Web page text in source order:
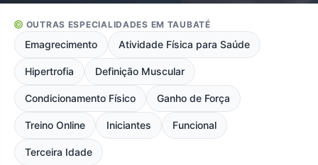
OUTRAS ESPECIALIDADES EM TAUBATÉ
Emagrecimento Atividade Física para Saúde
Hipertrofia Definição Muscular
Condicionamento Físico Ganho de Força
Treino Online Iniciantes Funcional
Terceira Idade